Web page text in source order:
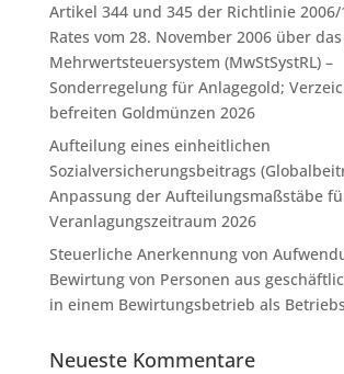
Artikel 344 und 345 der Richtlinie 2006/
Rates vom 28. November 2006 über
Mehrwertsteuersystem (MwStSystRL) –
Sonderregelung für Anlagegold;
befreiten Goldmünzen 2026
Aufteilung eines einheitlichen
Sozialversicherungsbeitrags
Anpassung der Aufteilungsmaßstäbe
Veranlagungszeitraum 2026
Steuerliche Anerkennung von
Bewirtung von Personen aus
in einem Bewirtungsbetrieb als
Neueste Kommentare